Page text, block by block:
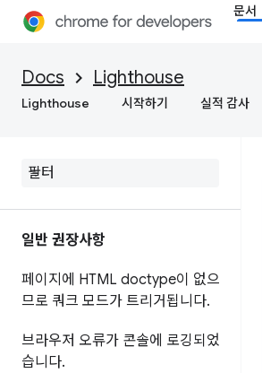
문서
Docs Lighthouse
Lighthouse 시작하기 실적 감사
일반 권장사항
페이지에 HTML doctype이 없으
므로 쿼크 모드가 트리거됩니다.
브라우저 오류가 콘솔에 로깅되었
습니다.